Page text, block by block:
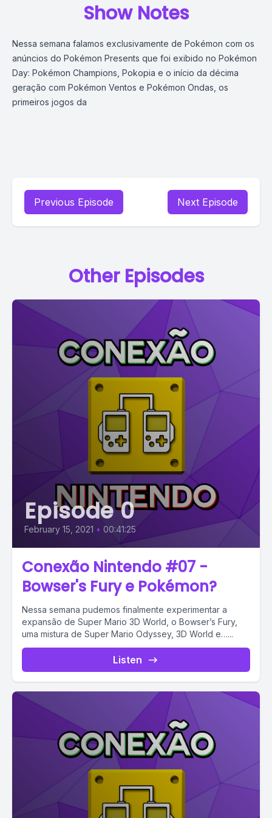
Show Notes
Nessa semana falamos exclusivamente de Pokémon com os
anúncios do Pokémon Presents que foi exibido no Pokémon
Day: Pokémon Champions, Pokopia e o início da décima
geração com Pokémon Ventos e Pokémon Ondas, os
primeiros jogos da
Previous Episode Next Episode
Other Episodes
Episode 0
February 15, 2021 • 00:41:25
Conexão Nintendo #07 -
Bowser's Fury e Pokémon?
Nessa semana pudemos finalmente experimentar a
expansão de Super Mario 3D World, o Bowser’s Fury,
uma mistura de Super Mario Odyssey, 3D World e…...
Listen